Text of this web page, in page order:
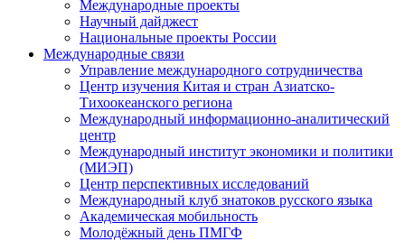
Международные проекты
Научный дайджест
Национальные проекты России
Международные связи
Управление международного сотрудничества
Центр изучения Китая и стран Азиатско-
Тихоокеанского региона
Международный информационно-аналитический
центр
Международный институт экономики и политики
(МИЭП)
Центр перспективных исследований
Международный клуб знатоков русского языка
Академическая мобильность
Молодёжный день ПМГФ